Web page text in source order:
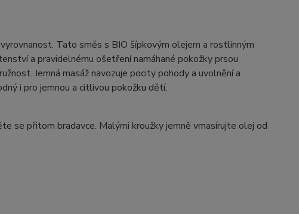
Tato směs s BIO šípkovým olejem a rostlinným
a pravidelnému ošetření namáhané pokožky prsou
Jemná masáž navozuje pocity pohody a uvolnění a
i pro jemnou a citlivou pokožku dětí.
se přitom bradavce. Malými kroužky jemně vmasírujte olej od